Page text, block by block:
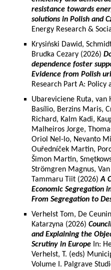
resistance towards
solutions in Polish and
Energy Research &
Krysiński Dawid,
Brudka Cezary (2026)
dependence foster
Evidence from Polish
Research Part A: Policy
Ubareviciene Ruta, van
Basílio, Berzins Maris,
Richard, Kalm Kadi,
Malheiros Jorge,
Oriol Nel-lo, Nevanto
Ouředníček Martin,
Šimon Martin,
Strömgren Magnus,
Tammaru Tiit (2026)A
Economic Segregation
From Segregation to
Verhelst Tom, De
Katarzyna (2026)
and Explaining the
Scrutiny in Europe In:
Verhelst, T. (eds)
Volume I. Palgrave